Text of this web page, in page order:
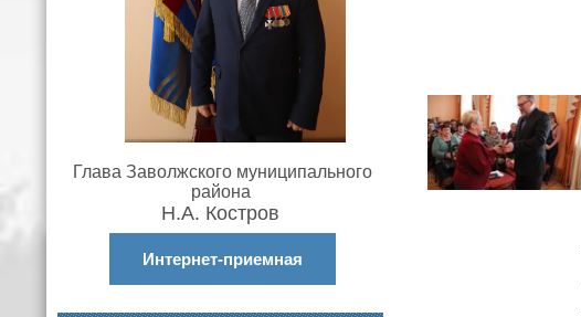
Глава Заволжского муниципального
района
Н.А. Костров
Интернет-приемная